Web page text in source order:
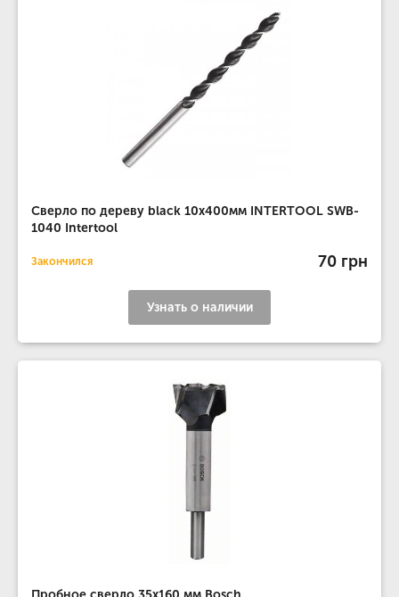
Сверло по дереву black 10x400мм INTERTOOL SWB-
1040 Intertool
Закончился 70 грн
Узнать о наличии